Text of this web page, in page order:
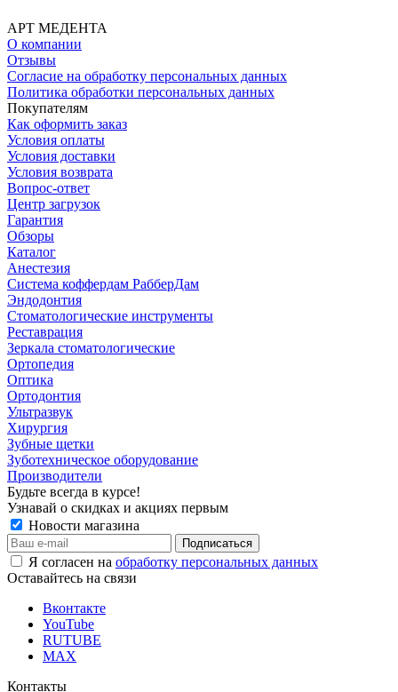
АРТ МЕДЕНТА
О компании
Отзывы
Согласие на обработку персональных данных
Политика обработки персональных данных
Покупателям
Как оформить заказ
Условия оплаты
Условия доставки
Условия возврата
Вопрос-ответ
Центр загрузок
Гарантия
Обзоры
Каталог
Анестезия
Система коффердам РабберДам
Эндодонтия
Стоматологические инструменты
Реставрация
Зеркала стоматологические
Ортопедия
Оптика
Ортодонтия
Ультразвук
Хирургия
Зубные щетки
Зуботехническое оборудование
Производители
Будьте всегда в курсе!
Узнавай о скидках и акциях первым
Новости магазина
Я согласен на обработку персональных данных
Оставайтесь на связи
Вконтакте
YouTube
RUTUBE
MAX
Контакты